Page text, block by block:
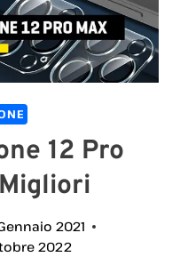
12 Pro
2021
2022